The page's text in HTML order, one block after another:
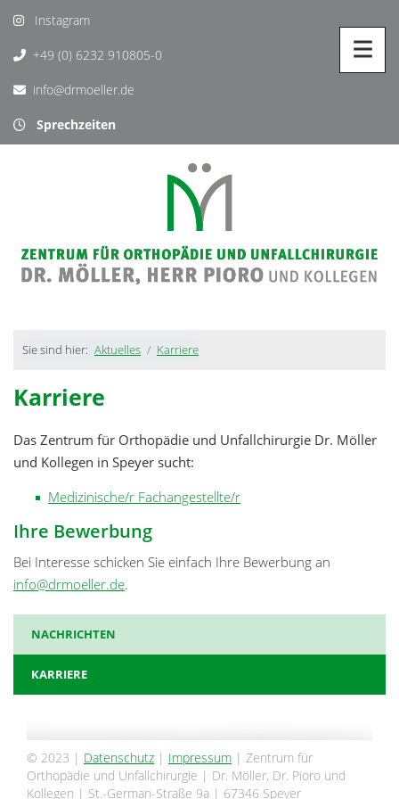
Instagram
+49 (0) 6232 910805-0
info@drmoeller.de
Sprechzeiten
Sie sind hier: Aktuelles Karriere
Karriere
Das Zentrum für Orthopädie und Unfallchirurgie Dr. Möller
und Kollegen in Speyer sucht:
Medizinische/r Fachangestellte/r
Ihre Bewerbung
Bei Interesse schicken Sie einfach Ihre Bewerbung an
info@drmoeller.de.
NACHRICHTEN
KARRIERE
© 2023 | Datenschutz | Impressum | Zentrum für
Orthopädie und Unfallchirurgie | Dr. Möller, Dr. Pioro und
Kollegen | St.-German-Straße 9a | 67346 Speyer